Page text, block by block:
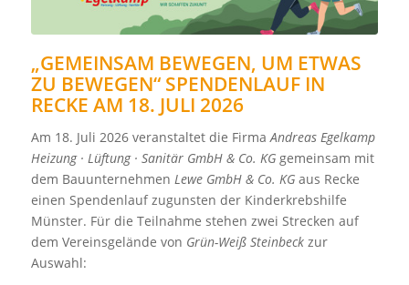
„GEMEINSAM BEWEGEN, UM ETWAS
ZU BEWEGEN“ SPENDENLAUF IN
RECKE AM 18. JULI 2026
Am 18. Juli 2026 veranstaltet die FirmaAndreas Egelkamp
Heizung · Lüftung · Sanitär GmbH & Co. KGgemeinsam mit
dem Bauunternehmen Lewe GmbH & Co. KGaus Recke
einen Spendenlauf zugunsten der Kinderkrebshilfe
Münster. Für die Teilnahme stehen zwei Strecken auf
dem Vereinsgelände von Grün-Weiß Steinbeckzur
Auswahl: